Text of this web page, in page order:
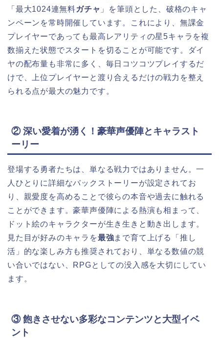
「最大1024連無料ガチャ 」を筆頭とした、破格のキャ
ンペーンを常時開催しています。これにより、無課金
プレイヤーであっても最高レアリティの星5キャラを複
数揃えた状態でスタートを切ることが可能です。ダイ
ヤの配布量も非常に多く、毎日コツコツプレイするだ
けで、上位プレイヤーと渡り合えるだけの戦力を整え
られる点が最大の魅力です。
② 深い愛着が湧く！豪華声優陣とキャラスト
ーリー
登場する勇者たちは、単なる戦力ではありません。一
人ひとりに詳細なバックストーリーが設定されてお
り、親愛度を高めることで彼らの本音や過去に触れる
ことができます。豪華声優陣による熱演も相まって、
ドット絵のキャラクターが生き生きと動き出します。
見た目が好みのキャラを最強まで育て上げる「推し
活」的な楽しみ方も推奨されており、単なる数値の競
い合いではない、RPGとしての没入感を大切にしてい
ます。
③ 飽きさせない多彩なコンテンツと大型イベ
ント